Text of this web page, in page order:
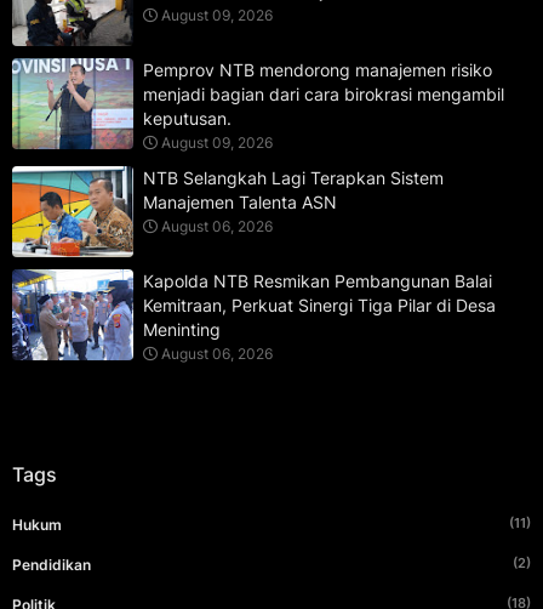
August 09, 2026
Pemprov NTB mendorong manajemen risiko
menjadi bagian dari cara birokrasi mengambil
keputusan.
August 09, 2026
NTB Selangkah Lagi Terapkan Sistem
Manajemen Talenta ASN
August 06, 2026
Kapolda NTB Resmikan Pembangunan Balai
Kemitraan, Perkuat Sinergi Tiga Pilar di Desa
Meninting
August 06, 2026
Tags
Hukum (11)
Pendidikan (2)
Politik (18)